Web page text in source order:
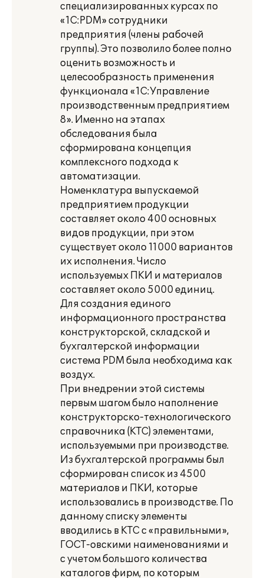
специализированных курсах по
«1С:PDM» сотрудники
предприятия (члены рабочей
группы). Это позволило более полно
оценить возможность и
целесообразность применения
функционала «1С:Управление
производственным предприятием
8». Именно на этапах
обследования была
сформирована концепция
комплексного подхода к
автоматизации.
Номенклатура выпускаемой
предприятием продукции
составляет около 400 основных
видов продукции, при этом
существует около 11000 вариантов
их исполнения. Число
используемых ПКИ и материалов
составляет около 5000 единиц.
Для создания единого
информационного пространства
конструкторской, складской и
бухгалтерской информации
система PDM была необходима как
воздух.
При внедрении этой системы
первым шагом было наполнение
конструкторско-технологического
справочника (КТС) элементами,
используемыми при производстве.
Из бухгалтерской программы был
сформирован список из 4500
материалов и ПКИ, которые
использовались в производстве. По
данному списку элементы
вводились в КТС с «правильными»,
ГОСТ-овскими наименованиями и
с учетом большого количества
каталогов фирм, по которым